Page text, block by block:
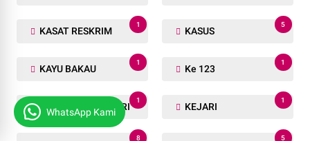
KASAT RESKRIM
1
KASUS
5
KAYU BAKAU
1
Ke 123
1
KEJAKSAAN NEGERI
1
KEJARI
1
8 5
WhatsApp Kami